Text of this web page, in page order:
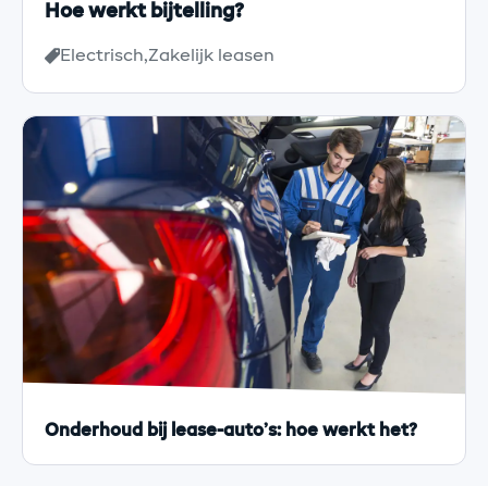
Hoe werkt bijtelling?
Electrisch Zakelijk leasen
Onderhoud bij lease-auto’s: hoe werkt het?